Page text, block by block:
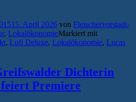
15. April 2026 von Fleischervorstadt-
, LokalökonomieMarkiert mit
, Lofi Deluxe, Lokalökonomie, Lucas
Dichterin
Premiere